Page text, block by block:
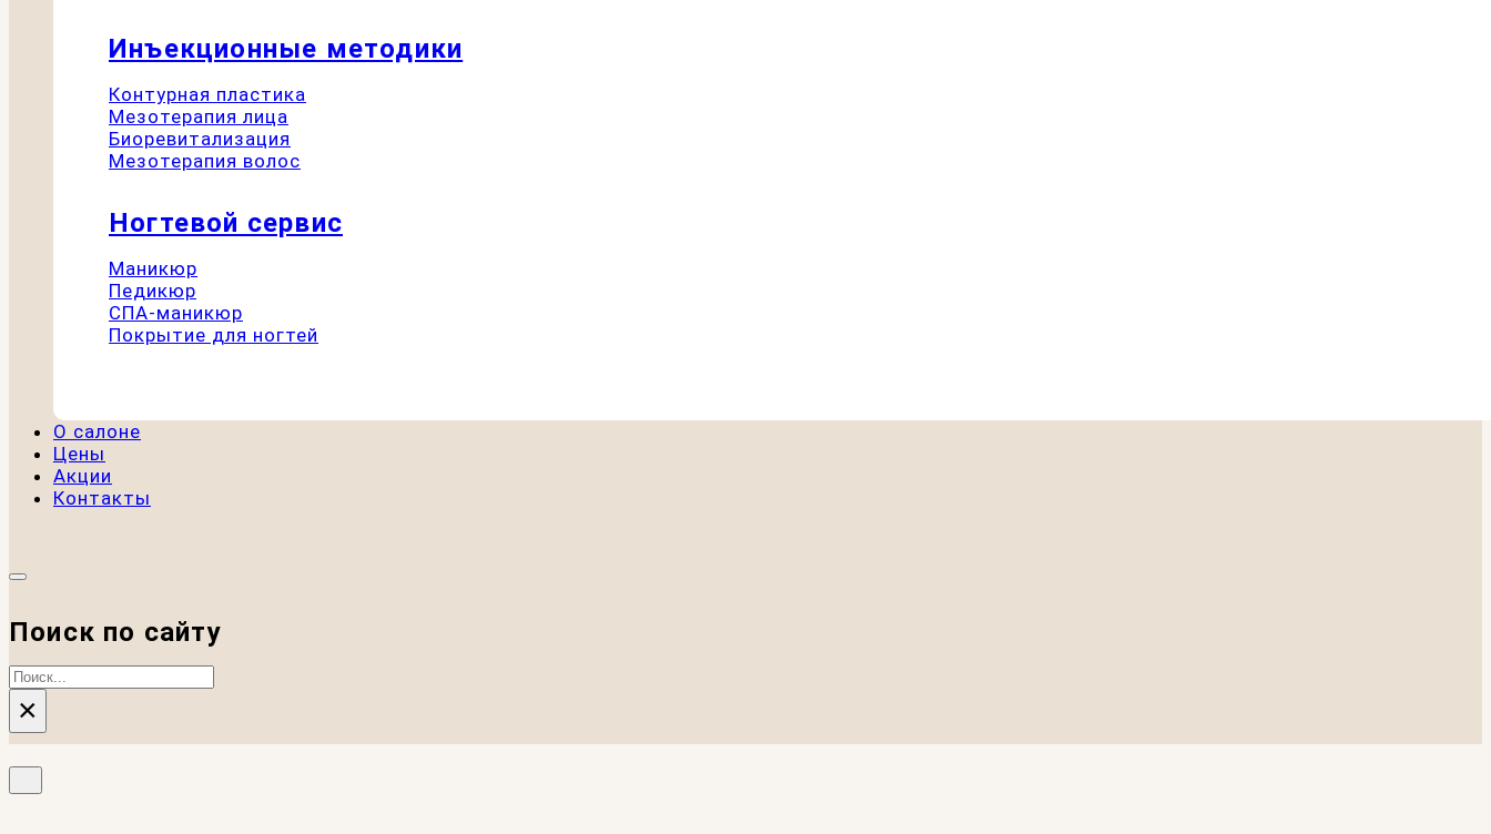
Инъекционные методики
Контурная пластика
Мезотерапия лица
Биоревитализация
Мезотерапия волос
Ногтевой сервис
Маникюр
Педикюр
СПА-маникюр
Покрытие для ногтей
О салоне
Цены
Акции
Контакты
Поиск по сайту
Поиск
×